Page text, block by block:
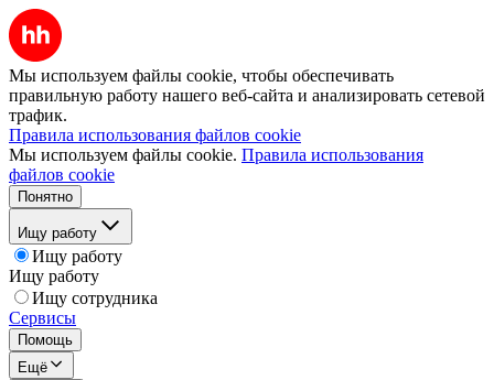
Мы используем файлы cookie, чтобы обеспечивать
правильную работу нашего веб-сайта и анализировать сетевой
трафик.
Правила использования файлов cookie
Мы используем файлы cookie. Правила использования
файлов cookie
Понятно
Ищу работу
Ищу работу
Ищу работу
Ищу сотрудника
Сервисы
Помощь
Ещё